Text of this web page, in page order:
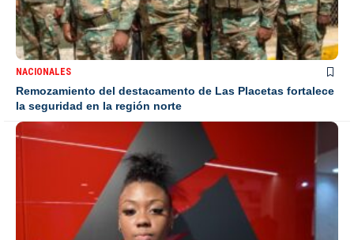
NACIONALES
Remozamiento del destacamento de Las Placetas fortalece
la seguridad en la región norte